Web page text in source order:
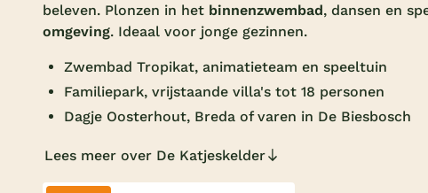
beleven. Plonzen in het binnenzwembad, dansen en
omgeving. Ideaal voor jonge gezinnen.
Zwembad Tropikat, animatieteam en speeltuin
Familiepark, vrijstaande villa's tot 18 personen
Dagje Oosterhout, Breda of varen in De Biesbosch
Lees meer over De Katjeskelder